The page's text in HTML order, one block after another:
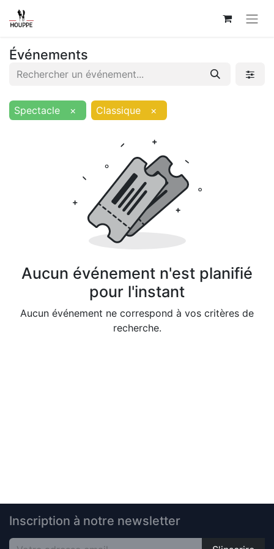
Événements
Spectacle × Classique ×
Aucun événement n'est planifié
pour l'instant
Aucun événement ne correspond à vos critères de
recherche.
Inscription à notre newsletter